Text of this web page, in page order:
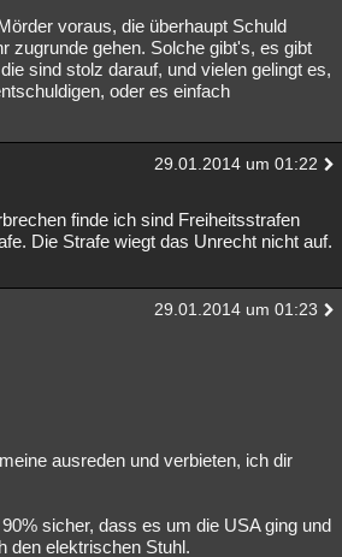
voraus, die überhaupt Schuld
zugrunde gehen. Solche gibt's, es gibt
sind stolz darauf, und vielen gelingt es,
oder es einfach
29.01.2014 um 01:22
finde ich sind Freiheitsstrafen
Die Strafe wiegt das Unrecht nicht auf.
29.01.2014 um 01:23
ausreden und verbieten, ich dir
sicher, dass es um die USA ging und
den elektrischen Stuhl.